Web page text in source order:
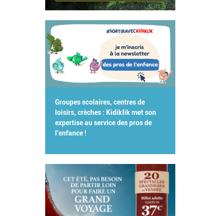
Groupes scolaires, centres de
loisirs, crèches : Kidiklik met son
expertise au service des pros de
l'enfance !